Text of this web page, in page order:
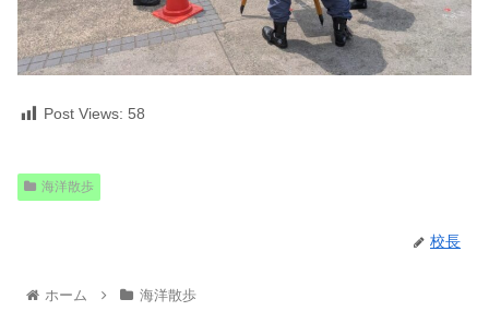
Post Views: 58
海洋散歩
校長
ホーム 海洋散歩